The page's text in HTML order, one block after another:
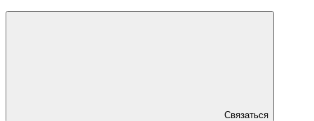
Связаться